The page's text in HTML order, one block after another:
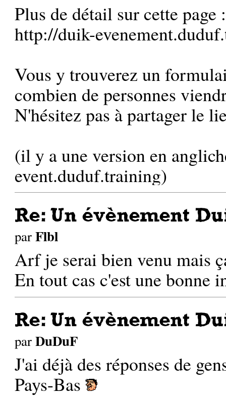
Plus de détail sur cette page :
http://duik-
Vous y trouverez un
combien de personnes
N'hésitez pas à partager le
(il y a une version en
event.duduf.training)
Re: Un évènement
parFlbl
Arf je serai bien venu mais
En tout cas c'est une bonne
Re: Un évènement
parDuDuF
J'ai déjà des réponses de
Pays-Bas